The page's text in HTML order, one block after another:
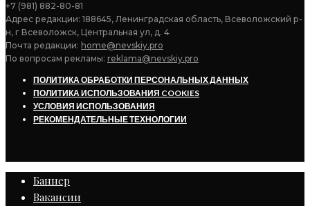
+7 (981) 882-80-81
Адрес редакции: 188645, Ленинградская область, Всеволожский р-
н, г Всеволожск, Центральная ул, д. 4
Почта редакции: home@nevskiy.pro
По вопросам рекламы: reklama@nevskiy.pro
ПОЛИТИКА ОБРАБОТКИ ПЕРСОНАЛЬНЫХ ДАННЫХ
ПОЛИТИКА ИСПОЛЬЗОВАНИЯ COOKIES
УСЛОВИЯ ИСПОЛЬЗОВАНИЯ
РЕКОМЕНДАТЕЛЬНЫЕ ТЕХНОЛОГИИ
Баннер
Вакансии